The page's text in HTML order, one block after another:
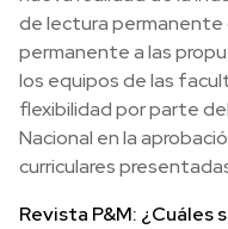
de lectura
permanente a las
los equipos de las
flexibilidad por parte
Nacional en la
curriculares
Revista P&M: ¿Cuáles